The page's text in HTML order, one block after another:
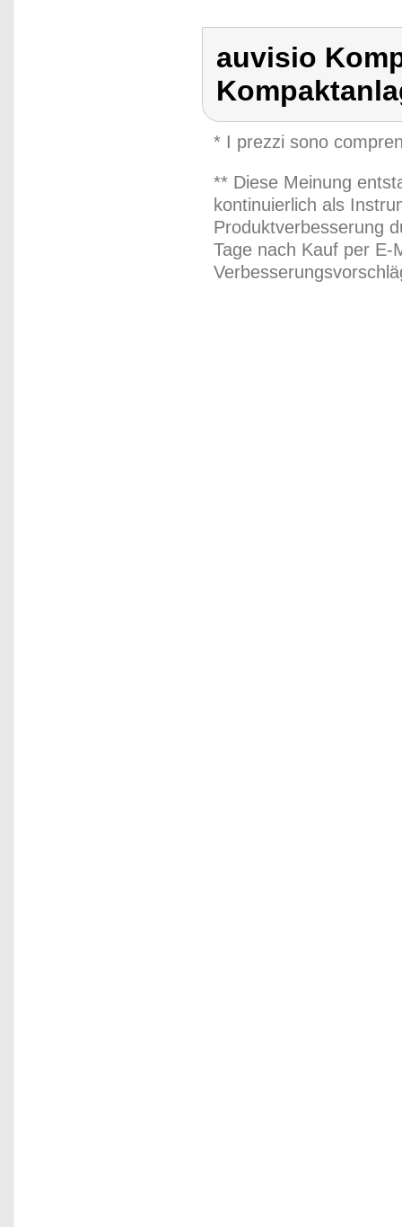
auvisio
* I prezzi sono
** Diese Meinung
kontinuierlich als
Produktverbesserung
Tage nach Kauf per E-